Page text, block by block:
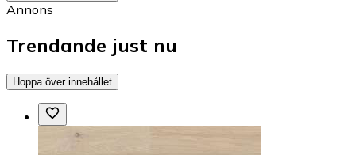
Annons
Trendande just nu
Hoppa över innehållet